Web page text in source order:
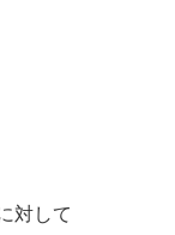
対して